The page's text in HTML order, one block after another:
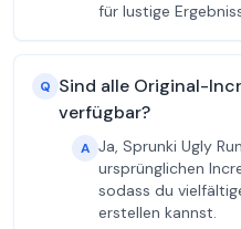
für lustige
Q Sind alle Original-
verfügbar?
A Ja, Sprunki Ugly
ursprünglichen
sodass du
erstellen kannst.